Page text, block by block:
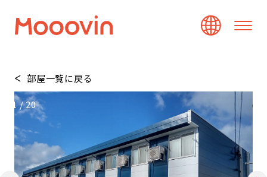
部屋一覧に戻る
1/20